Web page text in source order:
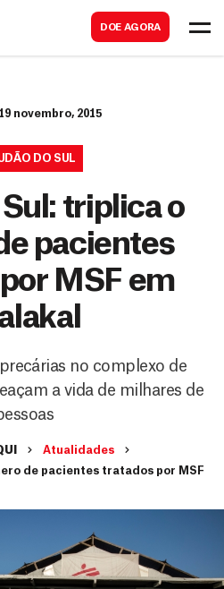
DOE AGORA
19 novembro, 2015
DO SUL
triplica o
pacientes
MSF em
no complexo de
a vida de milhares de
Atualidades
de pacientes tratados por MSF
a
r